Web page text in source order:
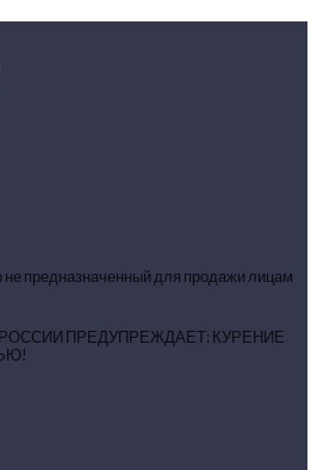
не предназначенный для продажи лицам
ПРЕДУПРЕЖДАЕТ: КУРЕНИЕ